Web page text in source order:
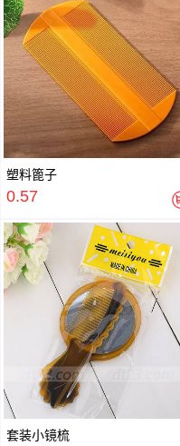
塑料篦子
0.57
套装小镜梳